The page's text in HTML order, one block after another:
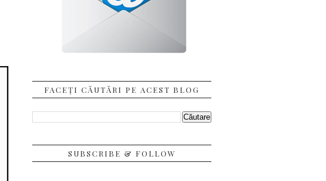
FACEȚI CĂUTĂRI PE ACEST BLOG
SUBSCRIBE & FOLLOW